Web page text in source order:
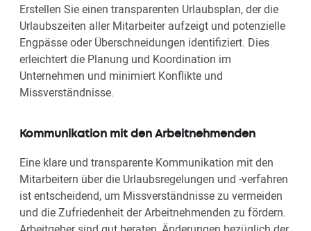
Erstellen Sie einen transparenten Urlaubsplan, der die
Urlaubszeiten aller Mitarbeiter aufzeigt und potenzielle
Engpässe oder Überschneidungen identifiziert. Dies
erleichtert die Planung und Koordination im
Unternehmen und minimiert Konflikte und
Missverständnisse.
Kommunikation mit den Arbeitnehmenden
Eine klare und transparente Kommunikation mit den
Mitarbeitern über die Urlaubsregelungen und -verfahren
ist entscheidend, um Missverständnisse zu vermeiden
und die Zufriedenheit der Arbeitnehmenden zu fördern.